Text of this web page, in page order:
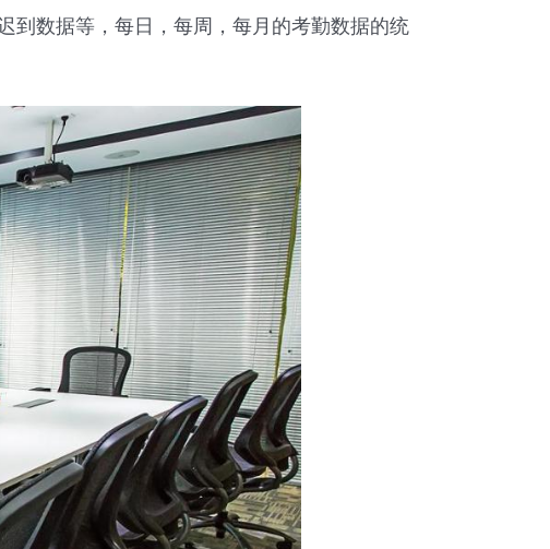
到数据等，每日，每周，每月的考勤数据的统